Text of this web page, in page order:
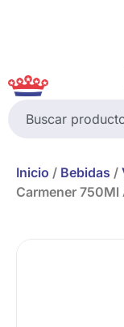
Inicio / Bebidas /
Carmener 750Ml